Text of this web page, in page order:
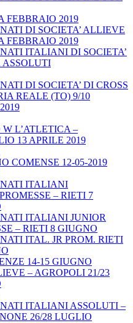
FEBBRAIO 2019
DI SOCIETA’ ALLIEVE
FEBBRAIO 2019
ITALIANI DI SOCIETA’
ASSOLUTI
DI SOCIETA’ DI CROSS
REALE (TO) 9/10
W L’ATLETICA –
13 APRILE 2019
COMENSE 12-05-2019
ITALIANI
– RIETI 7
ITALIANI JUNIOR
– RIETI 8 GIUGNO
ITAL. JR PROM. RIETI
14-15 GIUGNO
– AGROPOLI 21/23
ITALIANI ASSOLUTI –
26/28 LUGLIO